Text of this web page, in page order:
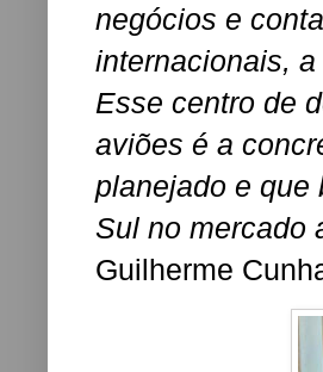
negócios e
internacionais,
Esse centro de
aviões é a
planejado e que
Sul no mercado
Guilherme